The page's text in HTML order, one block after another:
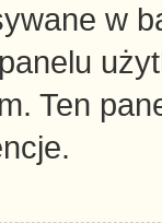
w
Ten